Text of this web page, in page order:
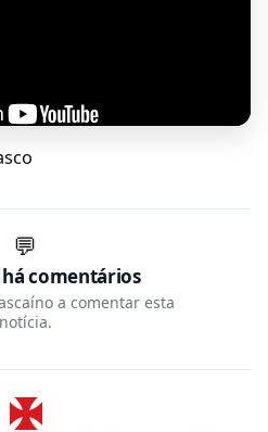
💬
comentários
a comentar esta
notícia.